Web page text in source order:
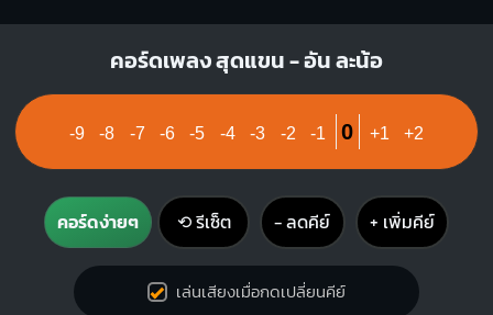
คอร์ดเพลง สุดแขน - อัน ละน้อ
-9 -8 -7 -6 -5 -4 -3 -2 -1 0 +1 +2
คอร์ดง่ายๆ ⟲ รีเซ็ต − ลดคีย์ + เพิ่มคีย์
เล่นเสียงเมื่อกดเปลี่ยนคีย์